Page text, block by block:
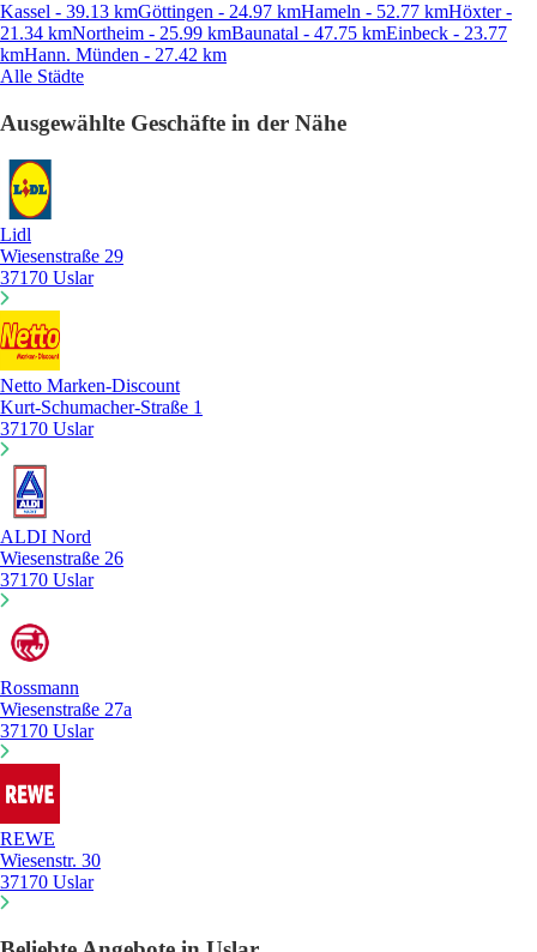
Kassel - 39.13 kmGöttingen - 24.97 kmHameln - 52.77 kmHöxter -
21.34 kmNortheim - 25.99 kmBaunatal - 47.75 kmEinbeck - 23.77
kmHann. Münden - 27.42 km
Alle Städte
Ausgewählte Geschäfte in der Nähe
Lidl
Wiesenstraße 29
37170 Uslar
Netto Marken-Discount
Kurt-Schumacher-Straße 1
37170 Uslar
ALDI Nord
Wiesenstraße 26
37170 Uslar
Rossmann
Wiesenstraße 27a
37170 Uslar
REWE
Wiesenstr. 30
37170 Uslar